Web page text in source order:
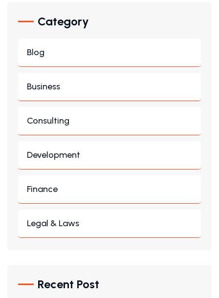
Category
Blog
Business
Consulting
Development
Finance
Legal & Laws
Recent Post